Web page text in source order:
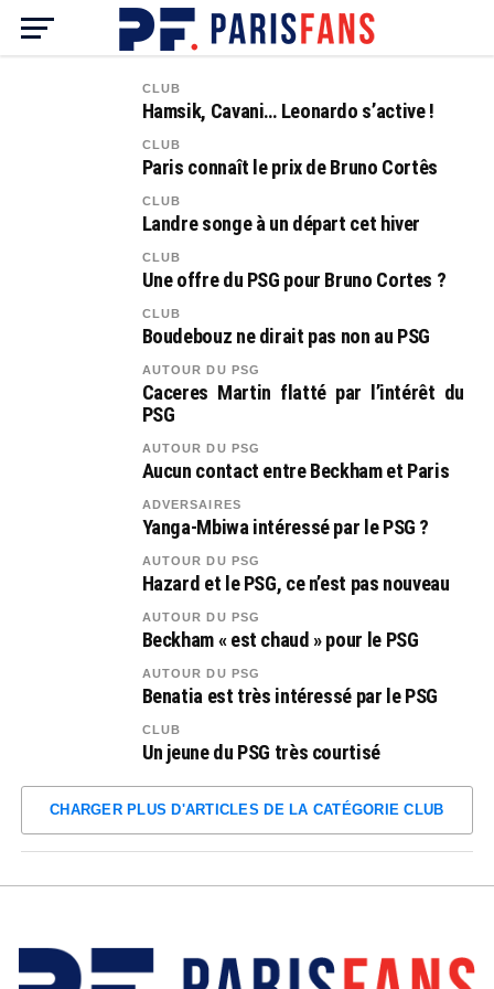
CLUB
Hamsik, Cavani… Leonardo s’active !
CLUB
Paris connaît le prix de Bruno Cortês
CLUB
Landre songe à un départ cet hiver
CLUB
Une offre du PSG pour Bruno Cortes ?
CLUB
Boudebouz ne dirait pas non au PSG
AUTOUR DU PSG
Caceres Martin flatté par l’intérêt du
PSG
AUTOUR DU PSG
Aucun contact entre Beckham et Paris
ADVERSAIRES
Yanga-Mbiwa intéressé par le PSG ?
AUTOUR DU PSG
Hazard et le PSG, ce n’est pas nouveau
AUTOUR DU PSG
Beckham « est chaud » pour le PSG
AUTOUR DU PSG
Benatia est très intéressé par le PSG
CLUB
Un jeune du PSG très courtisé
CHARGER PLUS D'ARTICLES DE LA CATÉGORIE CLUB